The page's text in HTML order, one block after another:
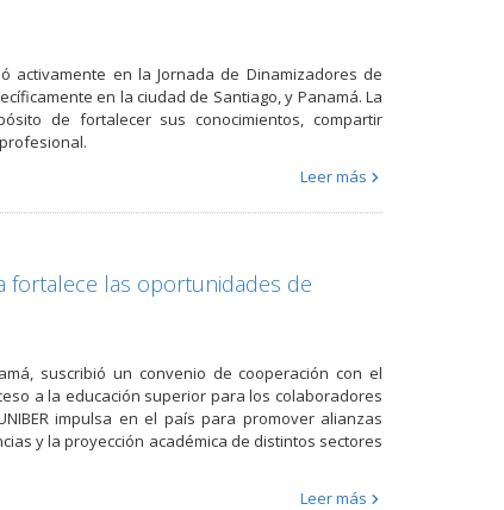
activamente en la Jornada de Dinamizadores de
en la ciudad de Santiago, y Panamá. La
de fortalecer sus conocimientos, compartir
Leer más
fortalece las oportunidades de
suscribió un convenio de cooperación con el
a la educación superior para los colaboradores
impulsa en el país para promover alianzas
y la proyección académica de distintos sectores
Leer más